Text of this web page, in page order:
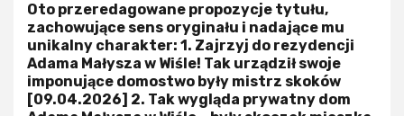
Oto przeredagowane propozycje tytułu,
zachowujące sens oryginału i nadające mu
unikalny charakter: 1. Zajrzyj do rezydencji
Adama Małysza w Wiśle! Tak urządził swoje
imponujące domostwo były mistrz skoków
[09.04.2026] 2. Tak wygląda prywatny dom